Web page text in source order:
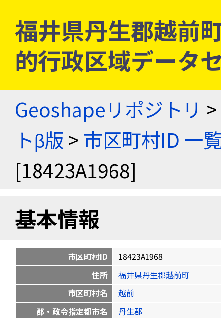
福井県丹生郡越前
的行政区域データ
Geoshapeリポジトリ >
トβ版 > 市区町村ID 一
[18423A1968]
基本情報
市区町村ID
18423A1968
住所
福井県丹生郡越前町
市区町村名
越前
郡・政令指定都市名
丹生郡